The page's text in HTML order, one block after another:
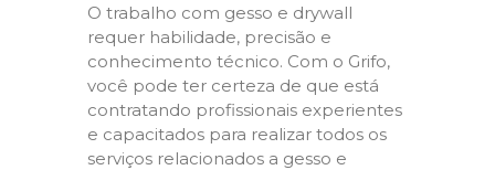
O trabalho com gesso e drywall
requer habilidade, precisão e
conhecimento técnico. Com o Grifo,
você pode ter certeza de que está
contratando profissionais experientes
e capacitados para realizar todos os
serviços relacionados a gesso e